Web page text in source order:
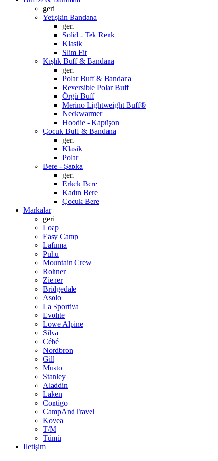
geri
Yetişkin Bandana
geri
Solid - Tek Renk
Klasik
Slim Fit
Kışlık Buff & Bandana
geri
Polar Buff & Bandana
Reversible Polar Buff
Örgü Buff
Merino Lightweight Buff®
Neckwarmer
Hoodie - Kapüşon
Çocuk Buff & Bandana
geri
Klasik
Polar
Bere - Şapka
geri
Erkek Bere
Kadın Bere
Çocuk Bere
Markalar
geri
Loap
Easy Camp
Lafuma
Puhu
Mountain Crew
Rohner
Ziener
Bridgedale
Asolo
La Sportiva
Evolite
Lowe Alpine
Silva
Cébé
Nordbron
Gill
Musto
Stanley
Aladdin
Laken
Contigo
CampAndTravel
Kovea
T/M
Tümü
İletişim